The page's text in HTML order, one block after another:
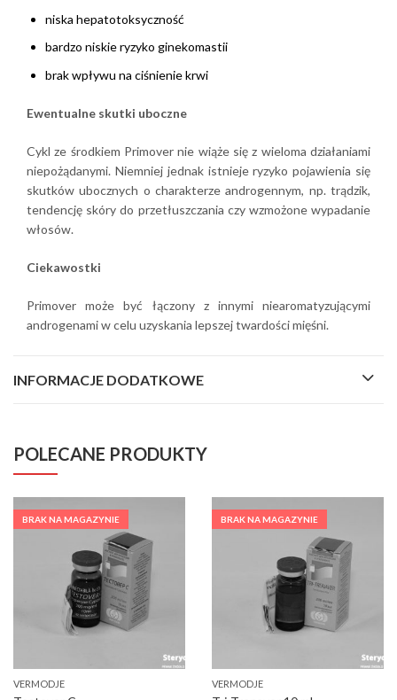
niska hepatotoksyczność
bardzo niskie ryzyko ginekomastii
brak wpływu na ciśnienie krwi
Ewentualne skutki uboczne
Cykl ze środkiem Primover nie wiąże się z wieloma działaniami
niepożądanymi. Niemniej jednak istnieje ryzyko pojawienia się
skutków ubocznych o charakterze androgennym, np. trądzik,
tendencję skóry do przetłuszczania czy wzmożone wypadanie
włosów.
Ciekawostki
Primover może być łączony z innymi niearomatyzującymi
androgenami w celu uzyskania lepszej twardości mięśni.
INFORMACJE DODATKOWE
POLECANE PRODUKTY
BRAK NA MAGAZYNIE
VERMODJE
BRAK NA MAGAZYNIE
VERMODJE